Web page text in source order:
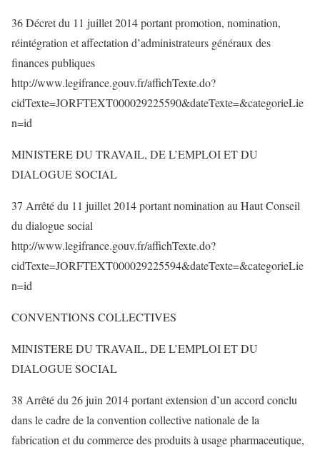
36 Décret du 11 juillet 2014 portant promotion, nomination,
réintégration et affectation d’administrateurs généraux des
finances publiques
http://www.legifrance.gouv.fr/affichTexte.do?
cidTexte=JORFTEXT000029225590&dateTexte=&categorieLie
n=id
MINISTERE DU TRAVAIL, DE L’EMPLOI ET DU
DIALOGUE SOCIAL
37 Arrêté du 11 juillet 2014 portant nomination au Haut Conseil
du dialogue social
http://www.legifrance.gouv.fr/affichTexte.do?
cidTexte=JORFTEXT000029225594&dateTexte=&categorieLie
n=id
CONVENTIONS COLLECTIVES
MINISTERE DU TRAVAIL, DE L’EMPLOI ET DU
DIALOGUE SOCIAL
38 Arrêté du 26 juin 2014 portant extension d’un accord conclu
dans le cadre de la convention collective nationale de la
fabrication et du commerce des produits à usage pharmaceutique,